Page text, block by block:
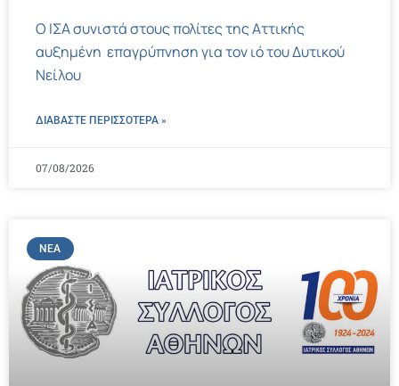
Ο ΙΣΑ συνιστά στους πολίτες της Αττικής
αυξημένη επαγρύπνηση για τον ιό του Δυτικού
Νείλου
ΔΙΑΒΑΣΤΕ ΠΕΡΙΣΣΌΤΕΡΑ »
07/08/2026
ΝΈΑ